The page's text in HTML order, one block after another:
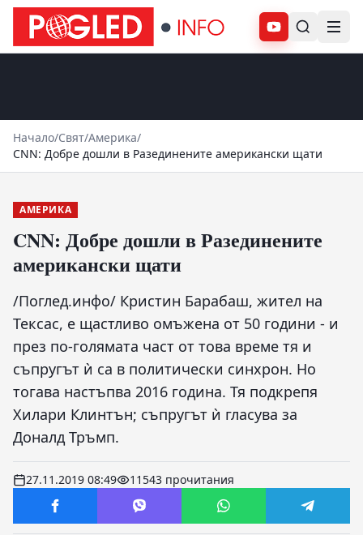
Абонирай се
Начало/Свят/Америка/
CNN: Добре дошли в Разединените американски щати
АМЕРИКА
CNN: Добре дошли в Разединените
американски щати
/Поглед.инфо/ Кристин Барабаш, жител на
Тексас, е щастливо омъжена от 50 години - и
през по-голямата част от това време тя и
съпругът ѝ са в политически синхрон. Но
тогава настъпва 2016 година. Тя подкрепя
Хилари Клинтън; съпругът ѝ гласува за
Доналд Тръмп.
27.11.2019 08:49 11543 прочитания